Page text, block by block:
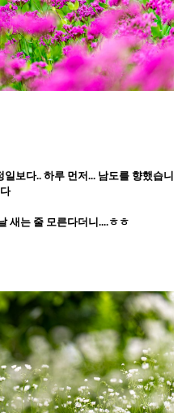
보다.. 하루 먼저... 남도를 향했습니
다
새는 줄 모른다더니....ㅎㅎ